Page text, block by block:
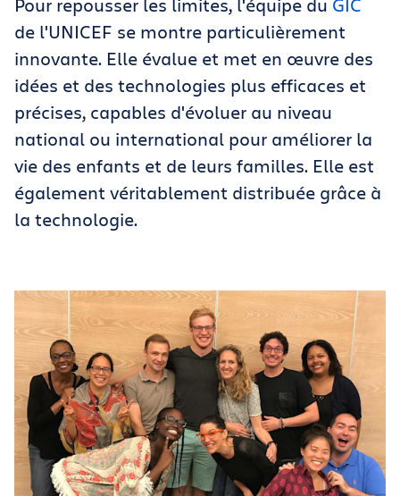
Pour repousser les limites, l'équipe du GIC
de l'UNICEF se montre particulièrement
innovante. Elle évalue et met en œuvre des
idées et des technologies plus efficaces et
précises, capables d'évoluer au niveau
national ou international pour améliorer la
vie des enfants et de leurs familles. Elle est
également véritablement distribuée grâce à
la technologie.